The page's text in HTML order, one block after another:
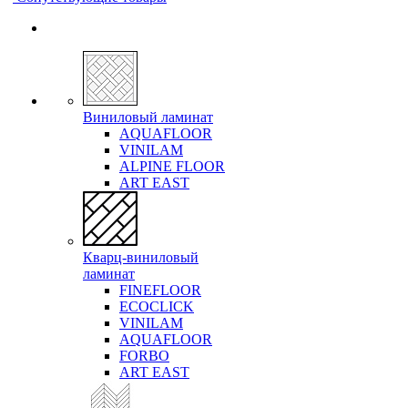
Виниловый ламинат
AQUAFLOOR
VINILAM
ALPINE FLOOR
ART EAST
Кварц-виниловый
ламинат
FINEFLOOR
ECOCLICK
VINILAM
AQUAFLOOR
FORBO
ART EAST